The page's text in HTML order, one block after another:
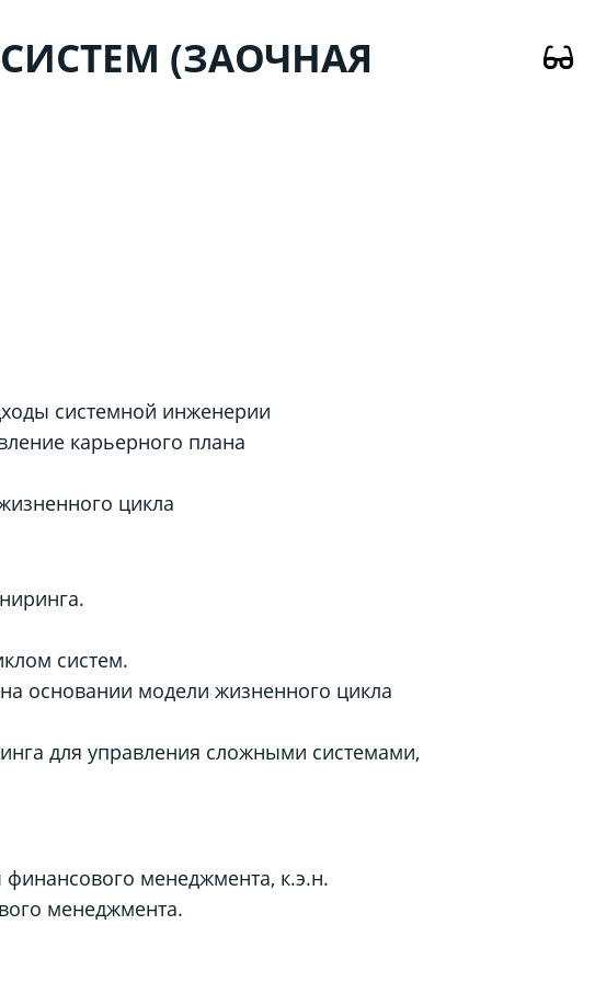
(ЗАОЧНАЯ
системной инженерии
карьерного плана
цикла
систем.
основании модели жизненного цикла
для управления сложными системами,
менеджмента, к.э.н.
менеджмента.